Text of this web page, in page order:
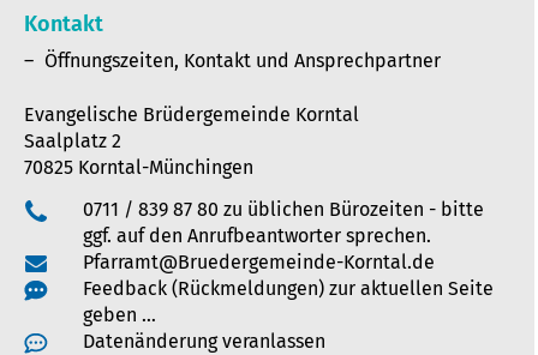
Kontakt
Öffnungszeiten, Kontakt und Ansprechpartner
Evangelische Brüdergemeinde Korntal
Saalplatz 2
70825 Korntal-Münchingen
0711 / 839 87 80 zu üblichen Bürozeiten - bitte
ggf. auf den Anrufbeantworter sprechen.
Pfarramt@Bruedergemeinde-Korntal.de
Feedback (Rückmeldungen) zur aktuellen Seite
geben …
Datenänderung veranlassen